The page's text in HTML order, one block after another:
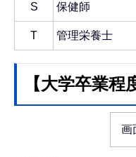
S 保健師
T 管理栄養士
【大学卒業程
画